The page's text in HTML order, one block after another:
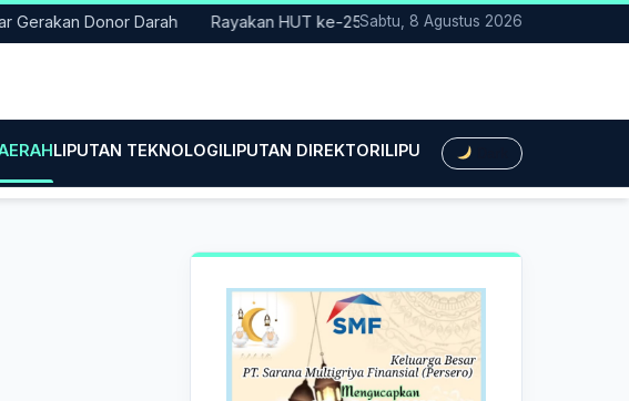
Donor Darah Rayakan HUT ke-25, Partai Demokrat Bali Lakukan Aksi
Sabtu, 8 Agustus 2026
LIPUTAN TEKNOLOGILIPUTAN DIREKTORILIPUTAN HUKUMLIPUTAN